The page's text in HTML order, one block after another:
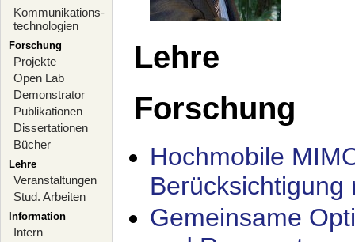
Kommunikations-
technologien
Forschung
Projekte
Open Lab
Demonstrator
Publikationen
Dissertationen
Bücher
Lehre
Veranstaltungen
Stud. Arbeiten
Information
Intern
Lehre
Forschung
Hochmobile
Berücksichtigung
Gemeinsame